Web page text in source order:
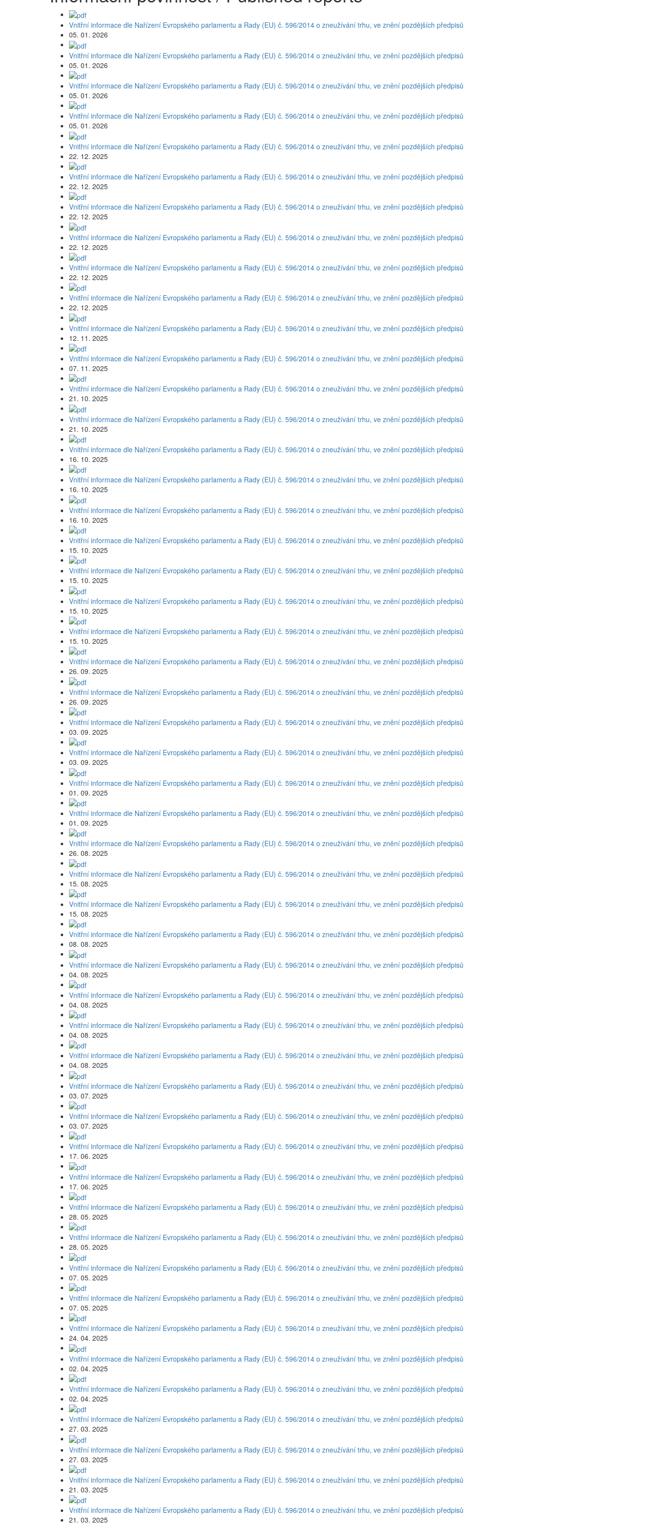
Vnitřní informace dle Nařízení Evropského parlamentu a Rady (EU) č. 596/2014 o zneužívání trhu, ve znění pozdějších předpisů
05. 01. 2026
Vnitřní informace dle Nařízení Evropského parlamentu a Rady (EU) č. 596/2014 o zneužívání trhu, ve znění pozdějších předpisů
05. 01. 2026
Vnitřní informace dle Nařízení Evropského parlamentu a Rady (EU) č. 596/2014 o zneužívání trhu, ve znění pozdějších předpisů
05. 01. 2026
Vnitřní informace dle Nařízení Evropského parlamentu a Rady (EU) č. 596/2014 o zneužívání trhu, ve znění pozdějších předpisů
05. 01. 2026
Vnitřní informace dle Nařízení Evropského parlamentu a Rady (EU) č. 596/2014 o zneužívání trhu, ve znění pozdějších předpisů
22. 12. 2025
Vnitřní informace dle Nařízení Evropského parlamentu a Rady (EU) č. 596/2014 o zneužívání trhu, ve znění pozdějších předpisů
22. 12. 2025
Vnitřní informace dle Nařízení Evropského parlamentu a Rady (EU) č. 596/2014 o zneužívání trhu, ve znění pozdějších předpisů
22. 12. 2025
Vnitřní informace dle Nařízení Evropského parlamentu a Rady (EU) č. 596/2014 o zneužívání trhu, ve znění pozdějších předpisů
22. 12. 2025
Vnitřní informace dle Nařízení Evropského parlamentu a Rady (EU) č. 596/2014 o zneužívání trhu, ve znění pozdějších předpisů
22. 12. 2025
Vnitřní informace dle Nařízení Evropského parlamentu a Rady (EU) č. 596/2014 o zneužívání trhu, ve znění pozdějších předpisů
22. 12. 2025
Vnitřní informace dle Nařízení Evropského parlamentu a Rady (EU) č. 596/2014 o zneužívání trhu, ve znění pozdějších předpisů
12. 11. 2025
Vnitřní informace dle Nařízení Evropského parlamentu a Rady (EU) č. 596/2014 o zneužívání trhu, ve znění pozdějších předpisů
07. 11. 2025
Vnitřní informace dle Nařízení Evropského parlamentu a Rady (EU) č. 596/2014 o zneužívání trhu, ve znění pozdějších předpisů
21. 10. 2025
Vnitřní informace dle Nařízení Evropského parlamentu a Rady (EU) č. 596/2014 o zneužívání trhu, ve znění pozdějších předpisů
21. 10. 2025
Vnitřní informace dle Nařízení Evropského parlamentu a Rady (EU) č. 596/2014 o zneužívání trhu, ve znění pozdějších předpisů
16. 10. 2025
Vnitřní informace dle Nařízení Evropského parlamentu a Rady (EU) č. 596/2014 o zneužívání trhu, ve znění pozdějších předpisů
16. 10. 2025
Vnitřní informace dle Nařízení Evropského parlamentu a Rady (EU) č. 596/2014 o zneužívání trhu, ve znění pozdějších předpisů
16. 10. 2025
Vnitřní informace dle Nařízení Evropského parlamentu a Rady (EU) č. 596/2014 o zneužívání trhu, ve znění pozdějších předpisů
15. 10. 2025
Vnitřní informace dle Nařízení Evropského parlamentu a Rady (EU) č. 596/2014 o zneužívání trhu, ve znění pozdějších předpisů
15. 10. 2025
Vnitřní informace dle Nařízení Evropského parlamentu a Rady (EU) č. 596/2014 o zneužívání trhu, ve znění pozdějších předpisů
15. 10. 2025
Vnitřní informace dle Nařízení Evropského parlamentu a Rady (EU) č. 596/2014 o zneužívání trhu, ve znění pozdějších předpisů
15. 10. 2025
Vnitřní informace dle Nařízení Evropského parlamentu a Rady (EU) č. 596/2014 o zneužívání trhu, ve znění pozdějších předpisů
26. 09. 2025
Vnitřní informace dle Nařízení Evropského parlamentu a Rady (EU) č. 596/2014 o zneužívání trhu, ve znění pozdějších předpisů
26. 09. 2025
Vnitřní informace dle Nařízení Evropského parlamentu a Rady (EU) č. 596/2014 o zneužívání trhu, ve znění pozdějších předpisů
03. 09. 2025
Vnitřní informace dle Nařízení Evropského parlamentu a Rady (EU) č. 596/2014 o zneužívání trhu, ve znění pozdějších předpisů
03. 09. 2025
Vnitřní informace dle Nařízení Evropského parlamentu a Rady (EU) č. 596/2014 o zneužívání trhu, ve znění pozdějších předpisů
01. 09. 2025
Vnitřní informace dle Nařízení Evropského parlamentu a Rady (EU) č. 596/2014 o zneužívání trhu, ve znění pozdějších předpisů
01. 09. 2025
Vnitřní informace dle Nařízení Evropského parlamentu a Rady (EU) č. 596/2014 o zneužívání trhu, ve znění pozdějších předpisů
26. 08. 2025
Vnitřní informace dle Nařízení Evropského parlamentu a Rady (EU) č. 596/2014 o zneužívání trhu, ve znění pozdějších předpisů
15. 08. 2025
Vnitřní informace dle Nařízení Evropského parlamentu a Rady (EU) č. 596/2014 o zneužívání trhu, ve znění pozdějších předpisů
15. 08. 2025
Vnitřní informace dle Nařízení Evropského parlamentu a Rady (EU) č. 596/2014 o zneužívání trhu, ve znění pozdějších předpisů
08. 08. 2025
Vnitřní informace dle Nařízení Evropského parlamentu a Rady (EU) č. 596/2014 o zneužívání trhu, ve znění pozdějších předpisů
04. 08. 2025
Vnitřní informace dle Nařízení Evropského parlamentu a Rady (EU) č. 596/2014 o zneužívání trhu, ve znění pozdějších předpisů
04. 08. 2025
Vnitřní informace dle Nařízení Evropského parlamentu a Rady (EU) č. 596/2014 o zneužívání trhu, ve znění pozdějších předpisů
04. 08. 2025
Vnitřní informace dle Nařízení Evropského parlamentu a Rady (EU) č. 596/2014 o zneužívání trhu, ve znění pozdějších předpisů
04. 08. 2025
Vnitřní informace dle Nařízení Evropského parlamentu a Rady (EU) č. 596/2014 o zneužívání trhu, ve znění pozdějších předpisů
03. 07. 2025
Vnitřní informace dle Nařízení Evropského parlamentu a Rady (EU) č. 596/2014 o zneužívání trhu, ve znění pozdějších předpisů
03. 07. 2025
Vnitřní informace dle Nařízení Evropského parlamentu a Rady (EU) č. 596/2014 o zneužívání trhu, ve znění pozdějších předpisů
17. 06. 2025
Vnitřní informace dle Nařízení Evropského parlamentu a Rady (EU) č. 596/2014 o zneužívání trhu, ve znění pozdějších předpisů
17. 06. 2025
Vnitřní informace dle Nařízení Evropského parlamentu a Rady (EU) č. 596/2014 o zneužívání trhu, ve znění pozdějších předpisů
28. 05. 2025
Vnitřní informace dle Nařízení Evropského parlamentu a Rady (EU) č. 596/2014 o zneužívání trhu, ve znění pozdějších předpisů
28. 05. 2025
Vnitřní informace dle Nařízení Evropského parlamentu a Rady (EU) č. 596/2014 o zneužívání trhu, ve znění pozdějších předpisů
07. 05. 2025
Vnitřní informace dle Nařízení Evropského parlamentu a Rady (EU) č. 596/2014 o zneužívání trhu, ve znění pozdějších předpisů
07. 05. 2025
Vnitřní informace dle Nařízení Evropského parlamentu a Rady (EU) č. 596/2014 o zneužívání trhu, ve znění pozdějších předpisů
24. 04. 2025
Vnitřní informace dle Nařízení Evropského parlamentu a Rady (EU) č. 596/2014 o zneužívání trhu, ve znění pozdějších předpisů
02. 04. 2025
Vnitřní informace dle Nařízení Evropského parlamentu a Rady (EU) č. 596/2014 o zneužívání trhu, ve znění pozdějších předpisů
02. 04. 2025
Vnitřní informace dle Nařízení Evropského parlamentu a Rady (EU) č. 596/2014 o zneužívání trhu, ve znění pozdějších předpisů
27. 03. 2025
Vnitřní informace dle Nařízení Evropského parlamentu a Rady (EU) č. 596/2014 o zneužívání trhu, ve znění pozdějších předpisů
27. 03. 2025
Vnitřní informace dle Nařízení Evropského parlamentu a Rady (EU) č. 596/2014 o zneužívání trhu, ve znění pozdějších předpisů
21. 03. 2025
Vnitřní informace dle Nařízení Evropského parlamentu a Rady (EU) č. 596/2014 o zneužívání trhu, ve znění pozdějších předpisů
21. 03. 2025